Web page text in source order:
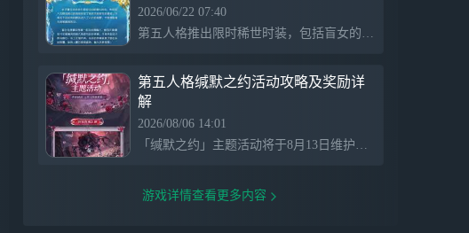
2026/06/22 07:40
第五人格推出限时稀世时装，包括盲女的“听海闲情”和渔女的“沁凉夏日”。此次夏日活动将带玩家前往拉斯佩拉群岛，探索海底文明的踪迹，吸引了众多玩家的关注。
第五人格缄默之约活动攻略及奖励详
解
2026/08/06 14:01
「缄默之约」主题活动将于8月13日维护后开启，带来新剧情玩法，完成任务可获得专属头像和动态表情等奖励。活动期间，商城和活动商店将上新高人气时装、随从和家具碎片，玩家可补齐之前错过的收藏。建议玩家在维护前下线以避免进度丢失，开服后第一时间完成日常任务和领取邮件补偿。
游戏详情查看更多内容